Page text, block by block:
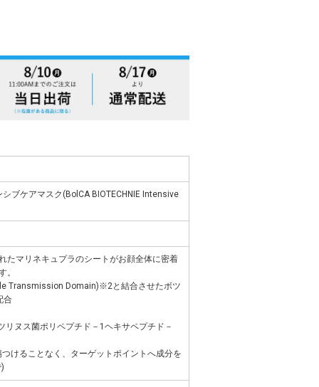
ブケアマスク(BolCA BIOTECHNIE Intensive
たマリネキュプラのシートがお顔全体に密着
。
Transmission Domain)※2と結合させたボツ
合
ヌス菌ポリペプチド－1ヘキサペプチド－
けることなく、ターゲットポイントへ成分を